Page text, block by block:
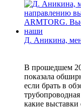
Д. Аникина,
В прошедшем
показала
если брать в
трубопроводная
какие выставки